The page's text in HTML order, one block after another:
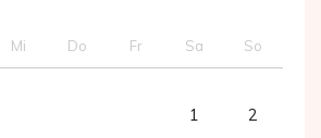
Mi Do Fr Sa So
1 2